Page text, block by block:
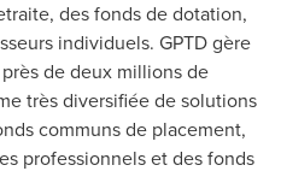
des fonds de dotation,
individuels. GPTD gère
de deux millions de
très diversifiée de solutions
communs de placement,
professionnels et des fonds